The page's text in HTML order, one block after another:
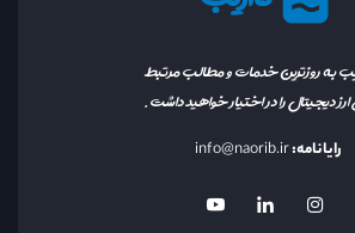
به روزترین خدمات و مطالب مرتبط
ارز دیجیتال را در اختیار خواهید داشت.
رایانامه:info@naorib.ir